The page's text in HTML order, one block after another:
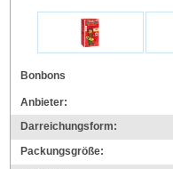
Bonbons
Anbieter:
Darreichungsform:
Packungsgröße: